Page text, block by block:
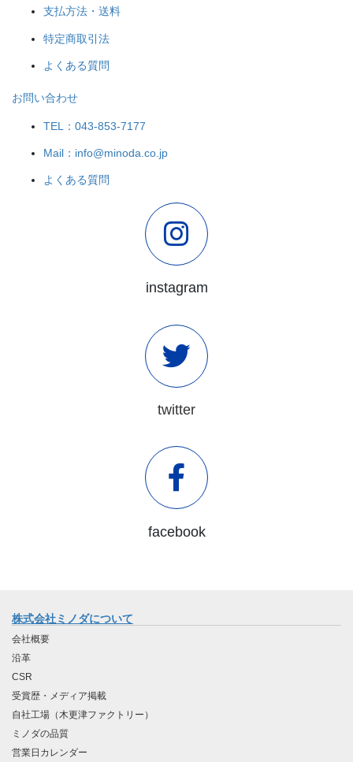
支払方法・送料
特定商取引法
よくある質問
お問い合わせ
TEL：043-853-7177
Mail：info@minoda.co.jp
よくある質問
instagram
twitter
facebook
株式会社ミノダについて
会社概要
沿革
CSR
受賞歴・メディア掲載
自社工場（木更津ファクトリー）
ミノダの品質
営業日カレンダー